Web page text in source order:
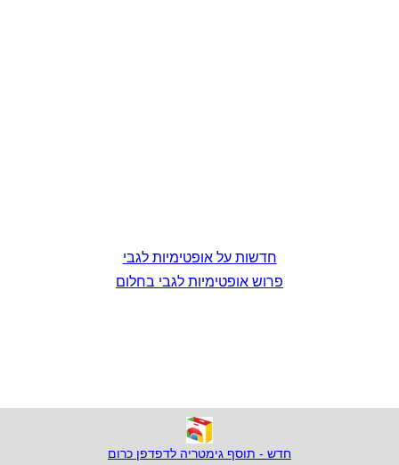
חדשות על אופטימיות לגבי
פרוש אופטימיות לגבי בחלום
חדש - תוסף גימטריה לדפדפן כרום